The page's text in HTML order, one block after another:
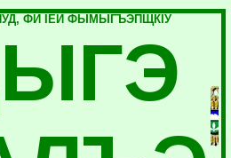
ФИ IЕЙ ФЫМЫГЪЭПЩКIУ